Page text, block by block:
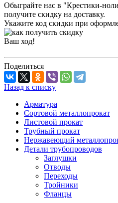
Обыграйте нас в "Крестики-
получите скидку на доставку.
Укажите код скидки при
Ваш ход!
Поделиться
Назад к списку
Арматура
Сортовой металлопрокат
Листовой прокат
Трубный прокат
Нержавеющий
Детали трубопроводов
Заглушки
Отводы
Переходы
Тройники
Фланцы